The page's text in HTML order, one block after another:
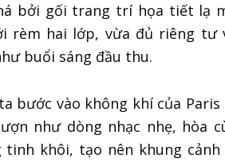
bởi gối trang trí họa tiết lạ
rèm hai lớp, vừa đủ riêng tư
buổi sáng đầu thu.
bước vào không khí của Paris
như dòng nhạc nhẹ, hòa
khôi, tạo nên khung cảnh